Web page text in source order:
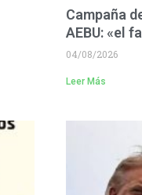
Campaña
AEBU: «el
04/08/2026
Leer Más